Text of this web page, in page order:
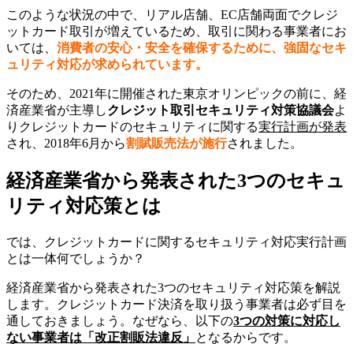
このような状況の中で、リアル店舗、EC店舗両面でクレジ
ットカード取引が増えているため、取引に関わる事業者にお
いては、 消費者の安心・安全を確保するために、強固なセキ
ュリティ対応が求められています。
そのため、2021年に開催された東京オリンピックの前に、経
済産業省が主導しクレジット取引セキュリティ対策協議会よ
りクレジットカードのセキュリティに関する実行計画が発表
され、2018年6月から割賦販売法が施行されました。
経済産業省から発表された3つのセキュ
リティ対応策とは
では、クレジットカードに関するセキュリティ対応実行計画
とは一体何でしょうか？
経済産業省から発表された3つのセキュリティ対応策を解説
します。クレジットカード決済を取り扱う事業者は必ず目を
通しておきましょう。なぜなら、以下の3つの対策に対応し
ない事業者は「改正割販法違反」 となるからです。